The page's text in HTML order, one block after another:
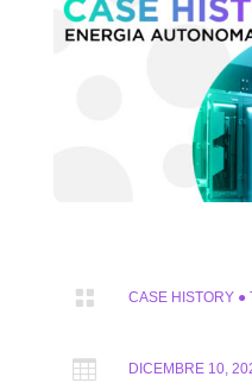
 CASE HISTORY●
 DICEMBRE 10,